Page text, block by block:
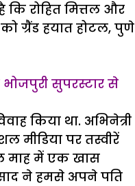
कि रोहित मित्तल और
को ग्रैंड हयात होटल, पुणे
सुपरस्टार से
किया था. अभिनेत्री
मीडिया पर तस्वीरें
माह में एक खास
ने हमसे अपने पति